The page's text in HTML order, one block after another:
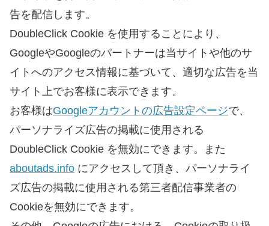
告を配信します。
DoubleClick Cookie を使用することにより、
GoogleやGoogleのパートナーは当サイトや他のサ
イトへのアクセス情報に基づいて、適切な広告を当
サイト上でお客様に表示できます。
お客様はGoogleアカウントの広告設定ページで、
パーソナライズ広告の掲載に使用される
DoubleClick Cookie を無効にできます。また
aboutads.info にアクセスして頂き、パーソナライ
ズ広告の掲載に使用される第三者配信事業者の
Cookieを無効にできます。